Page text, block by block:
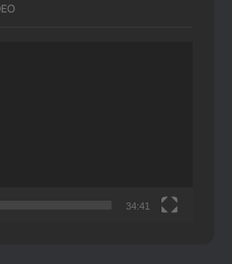
34:41